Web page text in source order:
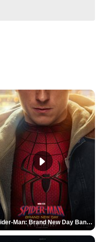
Spider-Man: Brand New Day Bande-annonce VO STFR